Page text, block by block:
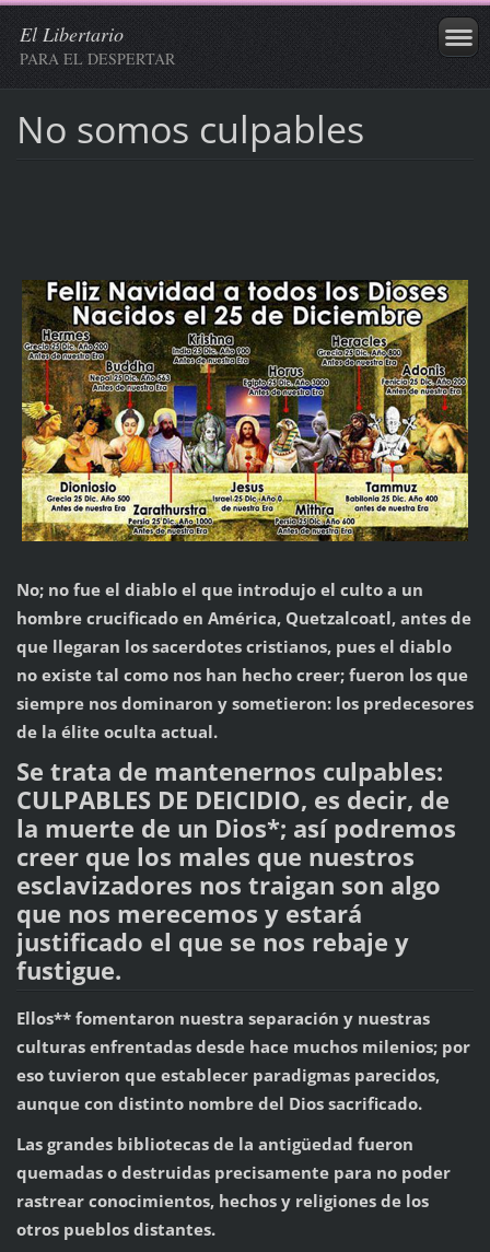
El Libertario
PARA EL DESPERTAR
No somos culpables
No; no fue el diablo el que introdujo el culto a un
hombre crucificado en América, Quetzalcoatl, antes de
que llegaran los sacerdotes cristianos, pues el diablo
no existe tal como nos han hecho creer; fueron los que
siempre nos dominaron y sometieron: los predecesores
de la élite oculta actual.
Se trata de mantenernos culpables:
CULPABLES DE DEICIDIO, es decir, de
la muerte de un Dios*; así podremos
creer que los males que nuestros
esclavizadores nos traigan son algo
que nos merecemos y estará
justificado el que se nos rebaje y
fustigue.
Ellos** fomentaron nuestra separación y nuestras
culturas enfrentadas desde hace muchos milenios; por
eso tuvieron que establecer paradigmas parecidos,
aunque con distinto nombre del Dios sacrificado.
Las grandes bibliotecas de la antigüedad fueron
quemadas o destruidas precisamente para no poder
rastrear conocimientos, hechos y religiones de los
otros pueblos distantes.